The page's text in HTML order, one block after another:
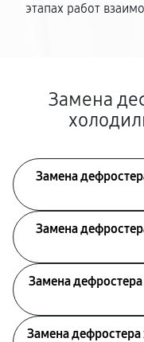
этапах работ
Замена
Замена
Замена
Замена
Замена